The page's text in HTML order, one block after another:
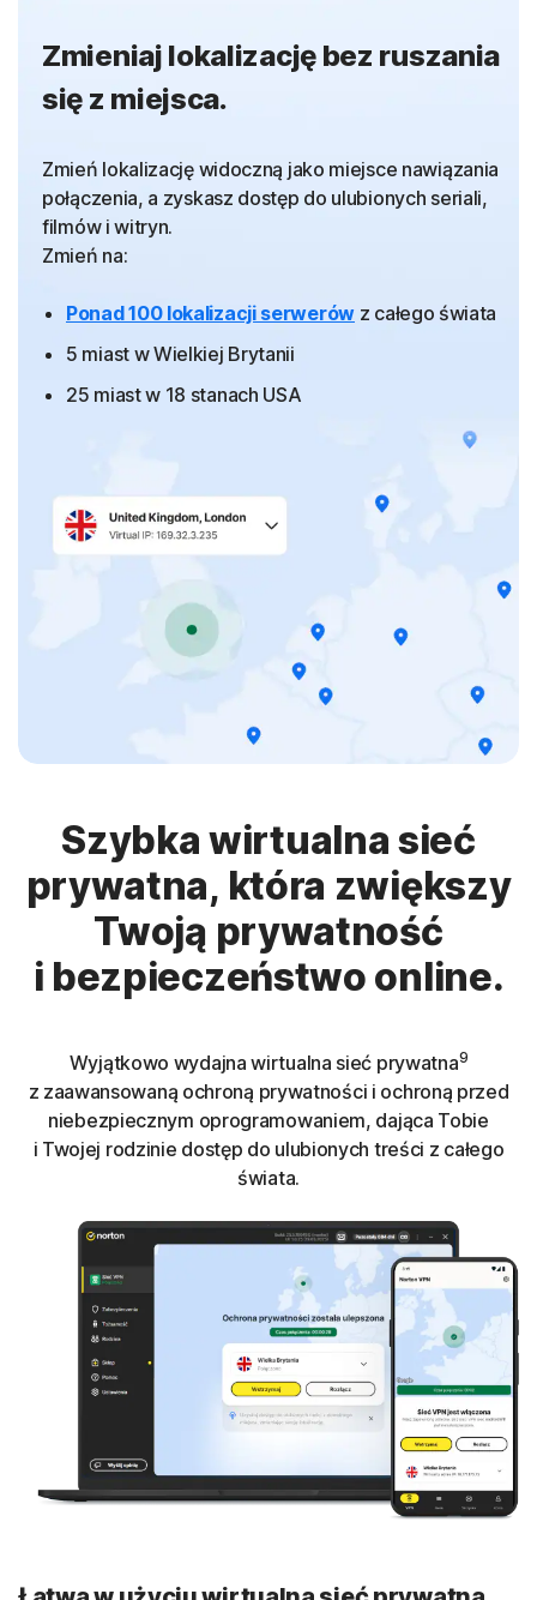
Zmieniaj lokalizację bez ruszania
się z miejsca.
Zmień lokalizację widoczną jako miejsce nawiązania
połączenia, a zyskasz dostęp do ulubionych seriali,
filmów i witryn.
Zmień na:
Ponad 100 lokalizacji serwerów z całego świata
5 miast w Wielkiej Brytanii
25 miast w 18 stanach USA
Szybka wirtualna sieć
prywatna, która zwiększy
Twoją prywatność
i bezpieczeństwo online.
Wyjątkowo wydajna wirtualna sieć prywatna9
z zaawansowaną ochroną prywatności i ochroną przed
niebezpiecznym oprogramowaniem, dająca Tobie
i Twojej rodzinie dostęp do ulubionych treści z całego
świata.